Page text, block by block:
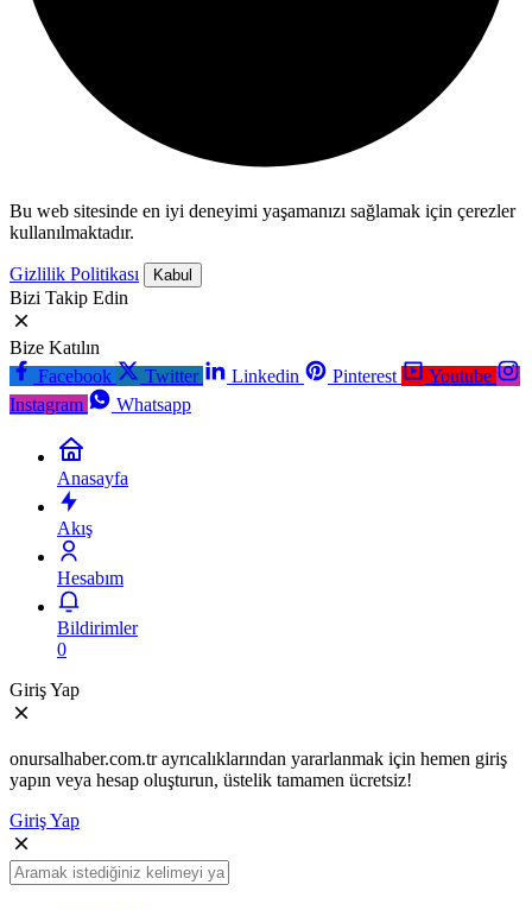
Bu web sitesinde en iyi deneyimi yaşamanızı sağlamak için çerezler
kullanılmaktadır.
Gizlilik Politikası Kabul
Bizi Takip Edin
Bize Katılın
Facebook
Twitter Linkedin Pinterest
Youtube
Instagram
Whatsapp
Anasayfa
Akış
Hesabım
Bildirimler
0
Giriş Yap
onursalhaber.com.tr ayrıcalıklarından yararlanmak için hemen giriş
yapın veya hesap oluşturun, üstelik tamamen ücretsiz!
Giriş Yap